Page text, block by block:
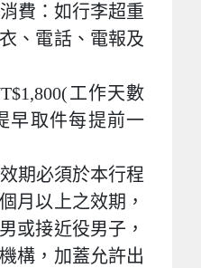
費：如行李超重
、電話、電報及
工作天數
早取件每提前一
期必須於本行程
月以上之效期，
或接近役男子，
構，加蓋允許出